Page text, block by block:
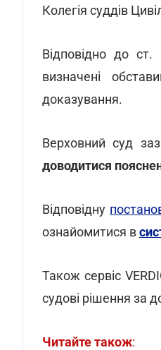
Колегія суддів
Відповідно до ст.
визначені
доказування.
Верховний суд
доводитися
Відповідну
ознайомитися в
Також сервіс
судові рішення за
Читайте також: